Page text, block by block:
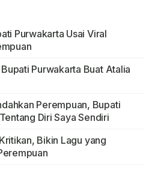
Purwakarta Usai Viral
Purwakarta Buat Atalia
Perempuan, Bupati
Diri Saya Sendiri
Bikin Lagu yang